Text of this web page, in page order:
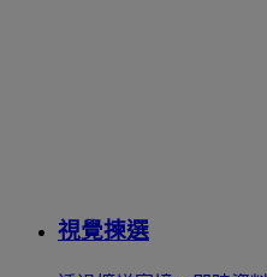
視覺揀選